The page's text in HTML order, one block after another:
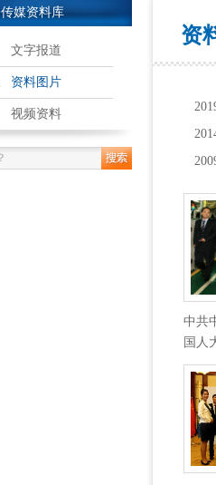
传媒资料库
文字报道
资料图片
视频资料
资
中共
国人
…